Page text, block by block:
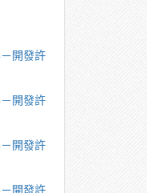
開發許
開發許
開發許
開發許